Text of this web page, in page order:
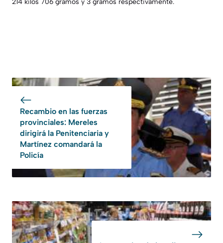
214 kilos 706 gramos y 3 gramos respectivamente.
Recambio en las fuerzas
provinciales: Mereles
dirigirá la Penitenciaria y
Martínez comandará la
Policía